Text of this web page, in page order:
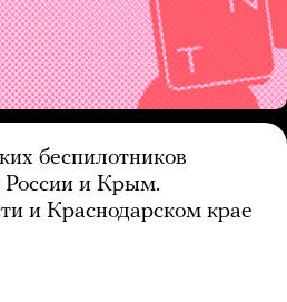
беспилотников
России и Крым.
и Краснодарском крае